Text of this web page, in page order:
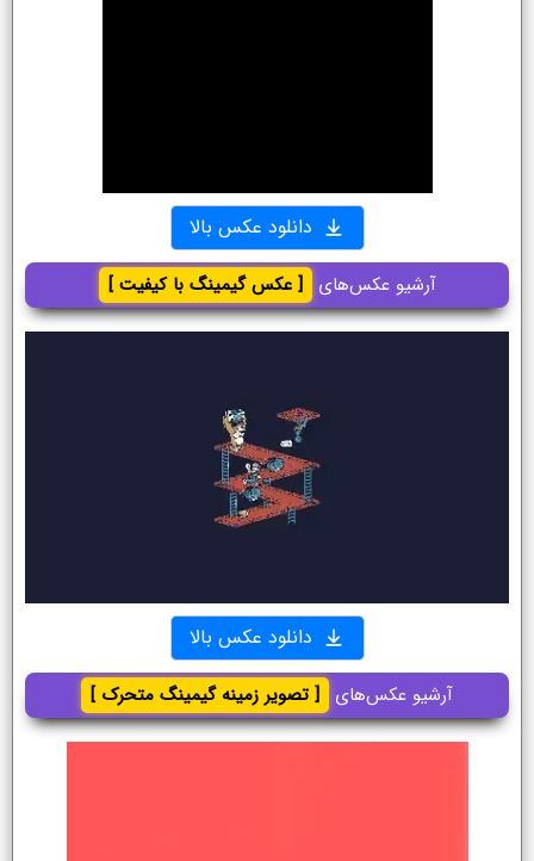
دانلود عکس بالا
آرشیو عکس‌های [ عکس گیمینگ با کیفیت ]
دانلود عکس بالا
آرشیو عکس‌های [ تصویر زمینه گیمینگ متحرک ]